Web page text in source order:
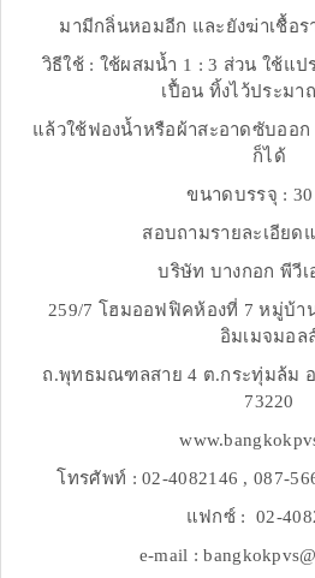
มามีกลิ่นหอมอีก และยังฆ่าเชื้อร
วิธีใช้ : ใช้ผสมน้ำ 1 : 3 ส่วน ใช้แ
เปื้อน ทิ้งไว้ประมา
แล้วใช้ฟองน้ำหรือผ้าสะอาดซับออ
ก็ได้
ขนาดบรรจุ :
สอบถามรายละเอียด
บริษัท บางกอก พีวีเ
259/7 โฮมออฟฟิคห้องที่ 7 หมู่บ้า
อิมเมจมอล
ถ.พุทธมณฑลสาย 4 ต.กระทุ่มล้ม
73220
โทรศัพท์ : 02-4082146 , 087-
แฟกซ์ : 02-
e-mail :